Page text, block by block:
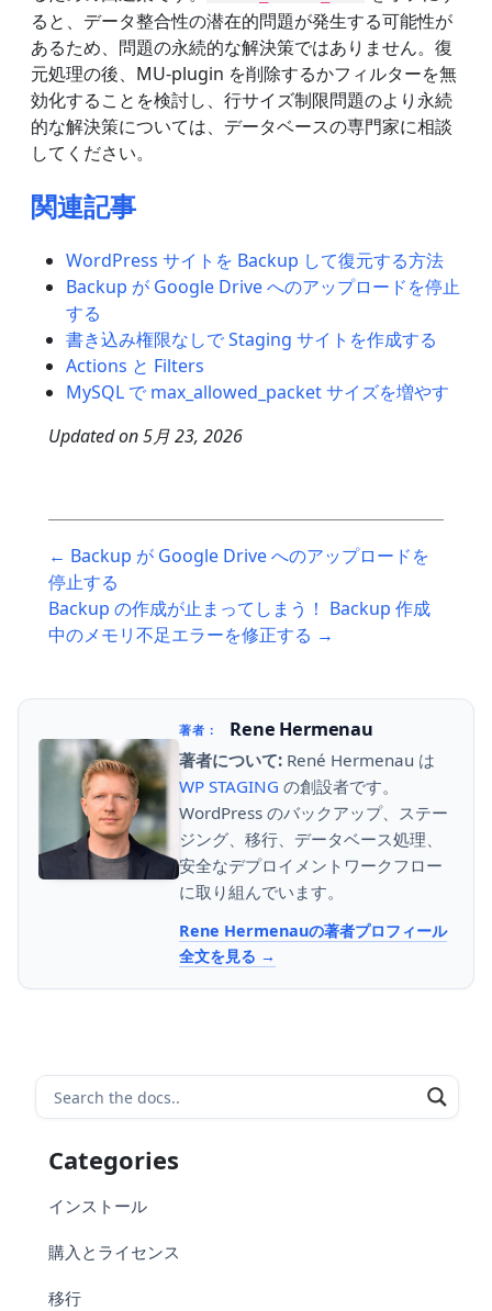
ると、データ整合性の潜在的問題が発生する可能性が
あるため、問題の永続的な解決策ではありません。復
元処理の後、MU-plugin を削除するかフィルターを無
効化することを検討し、行サイズ制限問題のより永続
的な解決策については、データベースの専門家に相談
してください。
関連記事
WordPress サイトを Backup して復元する方法
Backup が Google Drive へのアップロードを停止
する
書き込み権限なしで Staging サイトを作成する
Actions と Filters
MySQL で max_allowed_packet サイズを増やす
Updated on5月 23, 2026
navigation
← Backup が Google Drive へのアップロードを
停止する
Backup の作成が止まってしまう！ Backup 作成
中のメモリ不足エラーを修正する →
著者： Rene Hermenau
著者について: René Hermenau は
WP STAGING の創設者です。
WordPress のバックアップ、ステー
ジング、移行、データベース処理、
安全なデプロイメントワークフロー
に取り組んでいます。
Rene Hermenauの著者プロフィール
全文を見る
Categories
インストール
購入とライセンス
移行